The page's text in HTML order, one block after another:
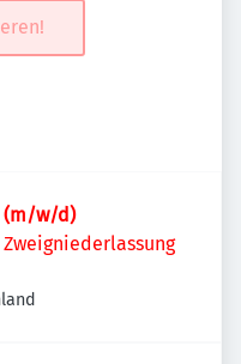
(m/w/d)
Zweigniederlassung